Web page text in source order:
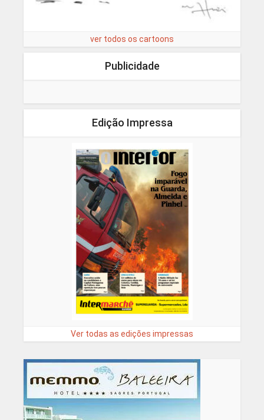
ver todos os cartoons
Publicidade
Edição Impressa
Ver todas as edições impressas